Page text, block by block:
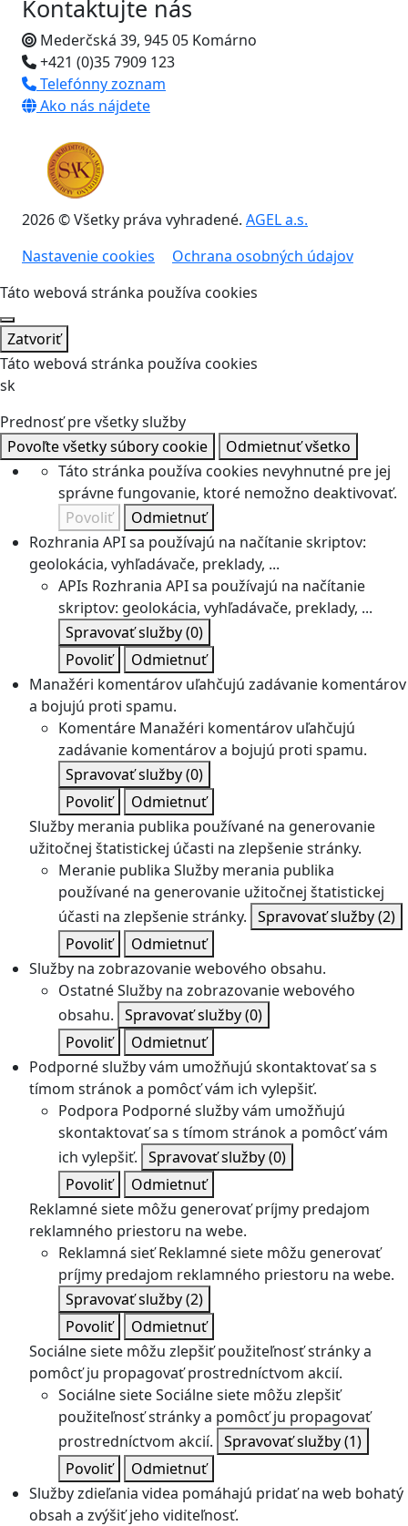
Kontaktujte nás
Mederčská 39, 945 05 Komárno
+421 (0)35 7909 123
Telefónny zoznam
Ako nás nájdete
2026 © Všetky práva vyhradené. AGEL a.s.
Nastavenie cookies
Ochrana osobných údajov
Táto webová stránka používa cookies
Zatvoriť
Táto webová stránka používa cookies
sk
Prednosť pre všetky služby
Povoľte všetky súbory cookie
Odmietnuť všetko
Táto stránka používa cookies nevyhnutné pre jej
správne fungovanie, ktoré nemožno deaktivovať.
Povoliť
Odmietnuť
Rozhrania API sa používajú na načítanie skriptov:
geolokácia, vyhľadávače, preklady, ...
APIs Rozhrania API sa používajú na načítanie
skriptov: geolokácia, vyhľadávače, preklady, ...
Spravovať služby(0)
Povoliť
Odmietnuť
Manažéri komentárov uľahčujú zadávanie komentárov
a bojujú proti spamu.
Komentáre Manažéri komentárov uľahčujú
zadávanie komentárov a bojujú proti spamu.
Spravovať služby(0)
Povoliť
Odmietnuť
Služby merania publika používané na generovanie
užitočnej štatistickej účasti na zlepšenie stránky.
Meranie publika Služby merania publika
používané na generovanie užitočnej štatistickej
účasti na zlepšenie stránky. Spravovať služby(2)
Povoliť
Odmietnuť
Služby na zobrazovanie webového obsahu.
OstatnéSlužby na zobrazovanie webového
obsahu. Spravovať služby(0)
Povoliť
Odmietnuť
Podporné služby vám umožňujú skontaktovať sa s
tímom stránok a pomôcť vám ich vylepšiť.
Podpora Podporné služby vám umožňujú
skontaktovať sa s tímom stránok a pomôcť vám
ich vylepšiť. Spravovať služby(0)
Povoliť
Odmietnuť
Reklamné siete môžu generovať príjmy predajom
reklamného priestoru na webe.
Reklamná sieť Reklamné siete môžu generovať
príjmy predajom reklamného priestoru na webe.
Spravovať služby(2)
Povoliť
Odmietnuť
Sociálne siete môžu zlepšiť použiteľnosť stránky a
pomôcť ju propagovať prostredníctvom akcií.
Sociálne sieteSociálne siete môžu zlepšiť
použiteľnosť stránky a pomôcť ju propagovať
prostredníctvom akcií. Spravovať služby(1)
Povoliť
Odmietnuť
Služby zdieľania videa pomáhajú pridať na web bohatý
obsah a zvýšiť jeho viditeľnosť.